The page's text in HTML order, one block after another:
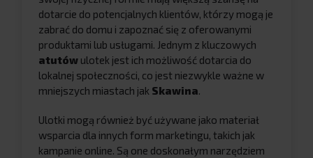
dotarcie do potencjalnych klientów, którzy mogą je
zabrać do domu i zapoznać się z oferowanymi
produktami lub usługami. Jednym z kluczowych
atutów ulotek jest ich możliwość dotarcia do
lokalnej społeczności, co jest niezwykle ważne w
mniejszych miastach jak Skawina.
Ulotki mogą również być używane jako materiał
wsparcia dla innych form marketingu, takich jak
kampanie online. Są one doskonałym narzędziem